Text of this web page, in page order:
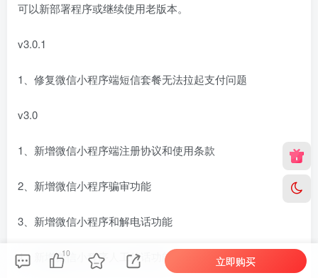
可以新部署程序或继续使用老版本。
v3.0.1
1、修复微信小程序端短信套餐无法拉起支付问题
v3.0
1、新增微信小程序端注册协议和使用条款
2、新增微信小程序骗审功能
3、新增微信小程序和解电话功能
4、新增微信小程序人工传话功能
10
立即购买